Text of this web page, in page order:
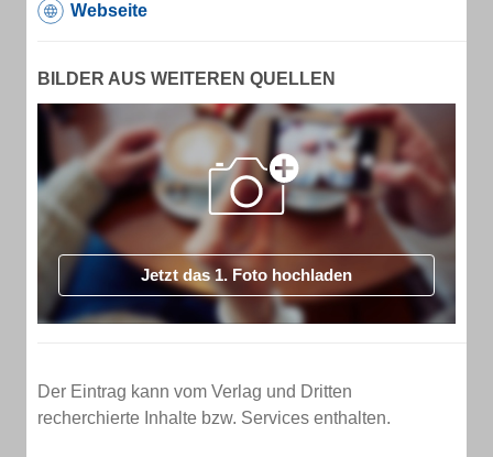
Webseite
BILDER AUS WEITEREN QUELLEN
Jetzt das 1. Foto hochladen
Der Eintrag kann vom Verlag und Dritten
recherchierte Inhalte bzw. Services enthalten.